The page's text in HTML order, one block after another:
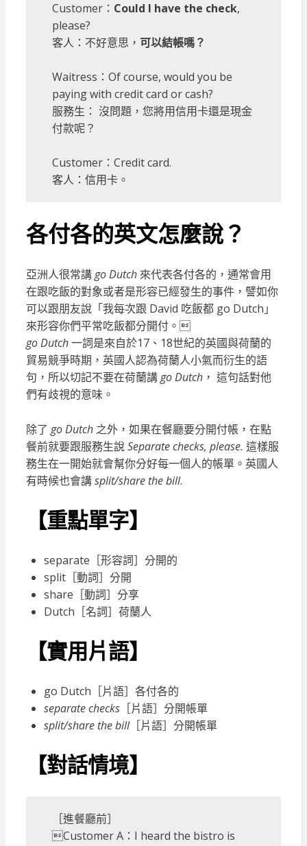
Customer： Could I have the check,
please?
客人：不好意思， 可以結帳嗎？
Waitress：Of course, would you be
paying with credit card or cash?
服務生： 沒問題，您將用信用卡還是現金
付款呢？
Customer：Credit card.
客人：信用卡。
各付各的英文怎麼說？
亞洲人很常講go Dutch 來代表各付各的，通常會用
在跟吃飯的對象或者是形容已經發生的事件，譬如你
可以跟朋友說「我每次跟 David 吃飯都 go Dutch」
來形容你們平常吃飯都分開付。
go Dutch一詞是來自於17、18世紀的英國與荷蘭的
貿易競爭時期，英國人認為荷蘭人小氣而衍生的語
句，所以切記不要在荷蘭講go Dutch， 這句話對他
們有歧視的意味。
除了 go Dutch 之外，如果在餐廳要分開付帳，在點
餐前就要跟服務生說Separate checks, please. 這樣服
務生在一開始就會幫你分好每一個人的帳單。英國人
有時候也會講split/share the bill.
【重點單字】
separate［形容詞］分開的
split［動詞］分開
share［動詞］分享
Dutch［名詞］荷蘭人
【實用片語】
go Dutch［片語］各付各的
separate checks［片語］分開帳單
split/share the bill［片語］分開帳單
【對話情境】
［進餐廳前］
Customer A：I heard the bistro is